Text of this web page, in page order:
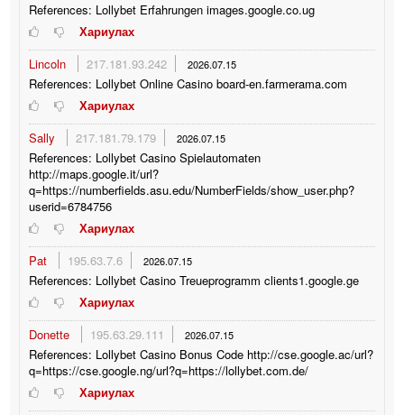
References: Lollybet Erfahrungen images.google.co.ug
Хариулах
Lincoln
217.181.93.242 2026.07.15
References: Lollybet Online Casino board-en.farmerama.com
Хариулах
Sally
217.181.79.179 2026.07.15
References: Lollybet Casino Spielautomaten
http://maps.google.it/url?
q=https://numberfields.asu.edu/NumberFields/show_user.php?
userid=6784756
Хариулах
Pat
195.63.7.6 2026.07.15
References: Lollybet Casino Treueprogramm clients1.google.ge
Хариулах
Donette
195.63.29.111 2026.07.15
References: Lollybet Casino Bonus Code http://cse.google.ac/url?
q=https://cse.google.ng/url?q=https://lollybet.com.de/
Хариулах